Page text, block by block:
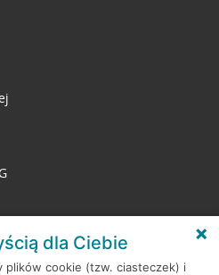
dla Ciebie
plików cookie (tzw. ciasteczek) i